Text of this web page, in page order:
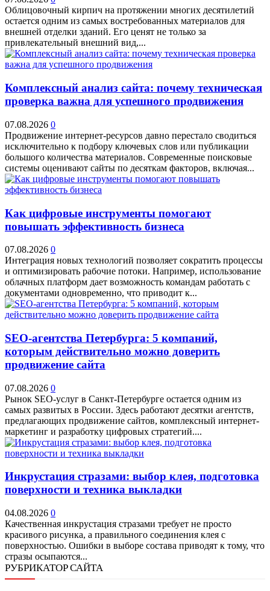
Облицовочный кирпич на протяжении многих десятилетий
остается одним из самых востребованных материалов для
внешней отделки зданий. Его ценят не только за
привлекательный внешний вид,...
Комплексный анализ сайта: почему техническая
проверка важна для успешного продвижения
07.08.2026 0
Продвижение интернет-ресурсов давно перестало сводиться
исключительно к подбору ключевых слов или публикации
большого количества материалов. Современные поисковые
системы оценивают сайты по десяткам факторов, включая...
Как цифровые инструменты помогают
повышать эффективность бизнеса
07.08.2026 0
Интеграция новых технологий позволяет сократить процессы
и оптимизировать рабочие потоки. Например, использование
облачных платформ дает возможность командам работать с
документами одновременно, что приводит к...
SEO-агентства Петербурга: 5 компаний,
которым действительно можно доверить
продвижение сайта
07.08.2026 0
Рынок SEO-услуг в Санкт-Петербурге остается одним из
самых развитых в России. Здесь работают десятки агентств,
предлагающих продвижение сайтов, комплексный интернет-
маркетинг и разработку цифровых стратегий....
Инкрустация стразами: выбор клея, подготовка
поверхности и техника выкладки
04.08.2026 0
Качественная инкрустация стразами требует не просто
красивого рисунка, а правильного соединения клея с
поверхностью. Ошибки в выборе состава приводят к тому, что
стразы осыпаются...
РУБРИКАТОР САЙТА